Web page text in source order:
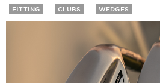
FITTING CLUBS WEDGES